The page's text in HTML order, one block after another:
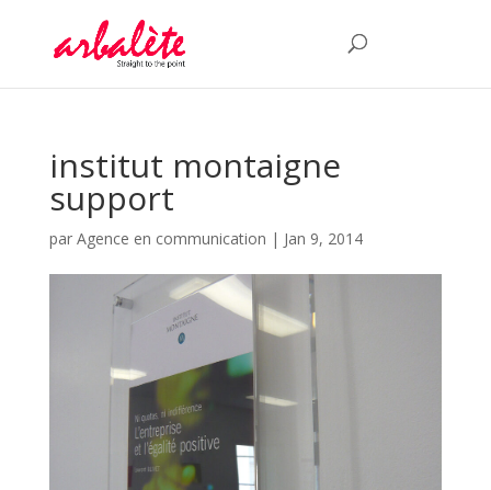
institut montaigne
support
par Agence en communication | Jan 9, 2014